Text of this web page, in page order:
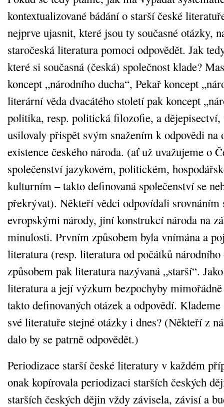
kontextualizované bádání o starší české
nejprve ujasnit, které jsou ty současné otázky,
staročeská literatura pomoci odpovědět. Jak
které si současná (česká) společnost klade?
koncept „národního ducha“, Pekař koncept
literární věda dvacátého století pak koncept
politika, resp. politická filozofie, a
usilovaly přispět svým snažením k odpovědi na
existence českého národa. (ať už uvažujeme o
společenství jazykovém, politickém,
kulturním – takto definovaná společenství se
překrývat). Někteří vědci odpovídali
evropskými národy, jiní konstrukcí národa na
minulosti. Prvním způsobem byla vnímána a
literatura (resp. literatura od počátků
způsobem pak literatura nazývaná „starší“.
literatura a její výzkum bezpochyby
takto definovaných otázek a odpovědí.
své literatuře stejné otázky i dnes? (Někteří z
dalo by se patrně odpovědět.)
Periodizace starší české literatury v každém
onak kopírovala periodizaci starších českých
starších českých dějin vždy závisela, závisí a